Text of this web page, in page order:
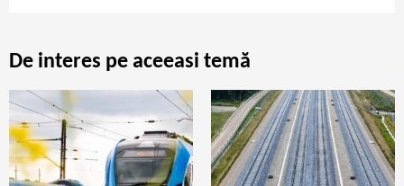
De interes pe aceeasi temă